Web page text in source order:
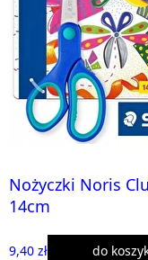
Nożyczki Noris
14cm
9,40 zł do